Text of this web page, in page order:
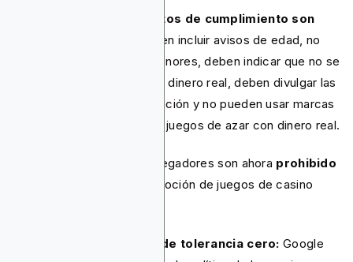
Sin embargo, los requisitos de cumplimiento son
Los juegos deben incluir avisos de edad, no
pueden estar dirigidos a menores, deben indicar que no se
ofrecen juegos de azar con dinero real, deben divulgar las
compras dentro de la aplicación y no pueden usar marcas
asociadas a operadores de juegos de azar con dinero real.
Los afiliados y agregadores son ahora prohibido
de la promoción de juegos de casino
Aplicación de la política de tolerancia cero:Google